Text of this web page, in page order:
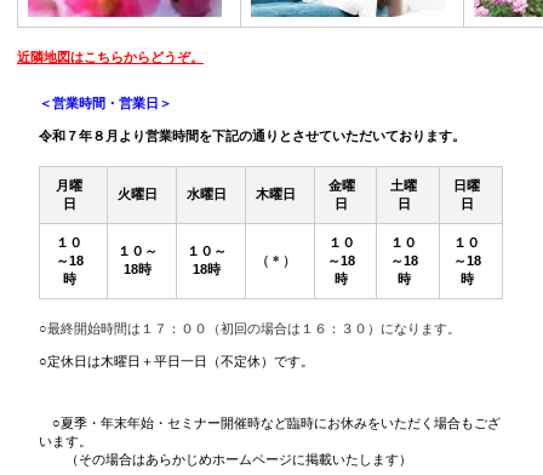
近隣地図はこちらからどうぞ。
＜営業時間・営業日＞
令和７年８月より営業時間を下記の通りとさせていただいております。
月曜
日
火曜日 水曜日 木曜日
金曜
日
土曜
日
日曜
日
１０
～18
時
１０～
18時
１０～
18時
（＊）
１０
～18
時
１０
～18
時
１０
～18
時
○最終開始時間は１７：００（初回の場合は１６：３０）になります。
○定休日は木曜日＋平日一日（不定休）です。
○夏季・年末年始・セミナー開催時など臨時にお休みをいただく場合もござ
います。
（その場合はあらかじめホームページに掲載いたします）